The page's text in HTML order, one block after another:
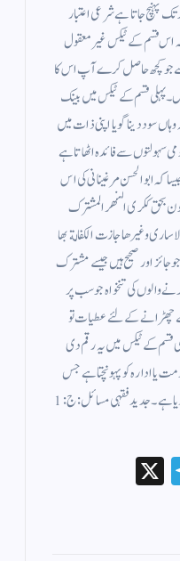
پہنچ جاتا ہے شرعی اعتبار
اس قسم کے ٹیکس غیر معقول
جو کچھ حاصل کرے آپ اس کا
پہلی قسم کے ٹیکس میں بینک
سود دینا گویا اپنی ذات میں
سہولتوں سے فائدہ اٹھاتا ہے
کہ ابوالحسن مرغینانی کی اس
بحق ككرى النهر المشترك
وغيرها جازت الكفالة بها
جائز اور صحیح ہیں جیسے مشترک
والوں کی تنخواہ جو سب پر
چھڑانے کے لئے عطیات تو
قسم کے ٹیکس میں یہ رقم دی
یا ادارہ کو پہونچتا ہے جس
نے یہ مال امانت داروں کو سود کے نام سے دیا ہے ۔ جدید فقہی مسائل : ج : 1
Te